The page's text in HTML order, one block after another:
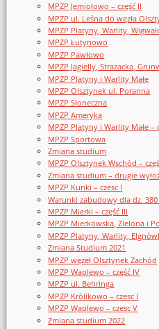
MPZP Jemiołowo – część II
MPZP ul. Leśna do węzła
MPZP Platyny, Warlity,
MPZP Łutynowo
MPZP Pawłowo
MPZP Jagielly, Strazacka,
MPZP Platyny i Warlity Małe
MPZP Olsztynek ul. Poranna
MPZP Słoneczna
MPZP Ameryka
MPZP Platyny i Warlity Małe –
MPZP Sportowa
Zmiana studium
MPZP Olsztynek Wschód –
Zmiana studium – drugie
MPZP Kunki – czesc I
Warunki zabudowy dla dz.
MPZP Mierki – część III
MPZP Mierkowska, Zielona i
MPZP Platyny, Warlity,
Zmiana Studium 2021
MPZP węzeł Olsztynek Zachód
MPZP Waplewo – część IV
MPZP ul. Behringa
MPZP Królikowo – czesc I
MPZP Waplewo – czesc V
Zmiana studium 2022